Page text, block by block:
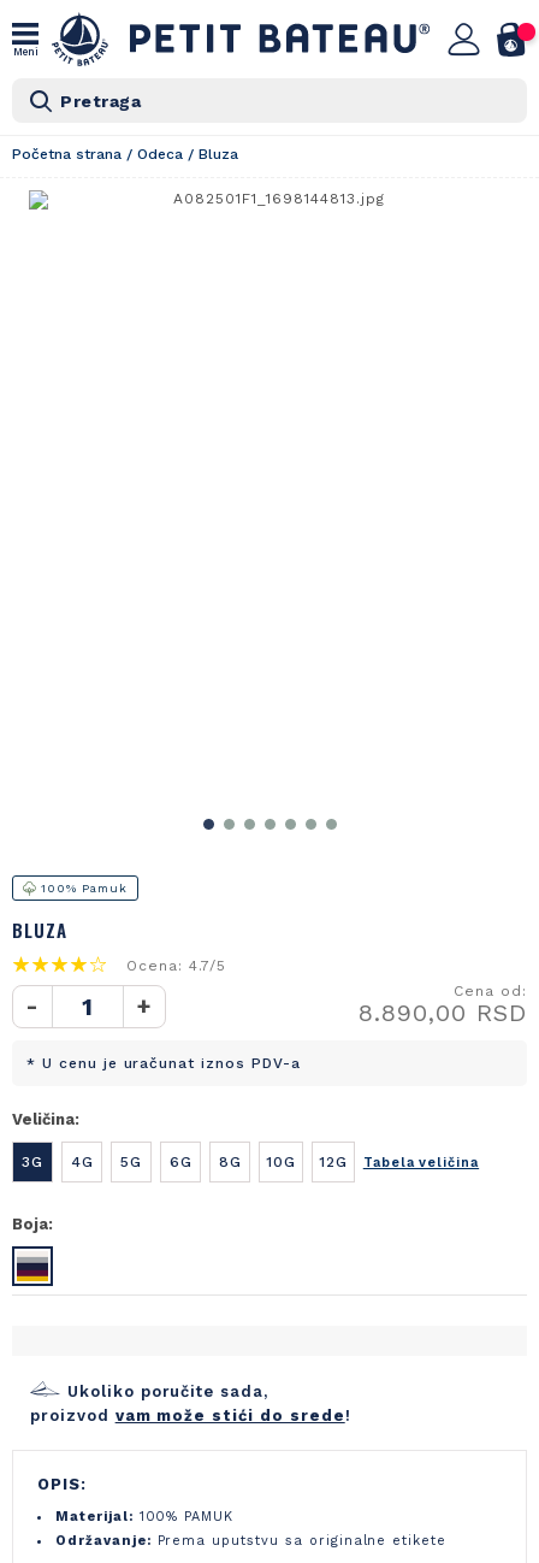
Meni
Pretraga
Početna strana / Odeca / Bluza
100% Pamuk
BLUZA
Ocena: 4.7/5
- + Cena od:
8.890,00 RSD
* U cenu je uračunat iznos PDV-a
Veličina:
3G 4G 5G 6G 8G 10G 12G Tabela veličina
Boja:
Ukoliko poručite sada,
proizvod vam može stići do srede !
OPIS:
Materijal: 100% PAMUK
Održavanje: Prema uputstvu sa originalne etikete